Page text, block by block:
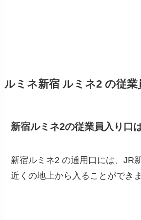
ルミネ新宿 ルミネ2 の従業
新宿ルミネ2の従業員入り口
新宿ルミネ2 の通用口には、JR
近くの地上から入ることができま